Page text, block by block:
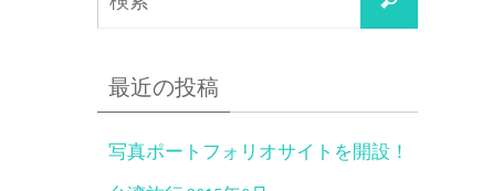
索
最近の投稿
写真ポートフォリオサイトを開設！